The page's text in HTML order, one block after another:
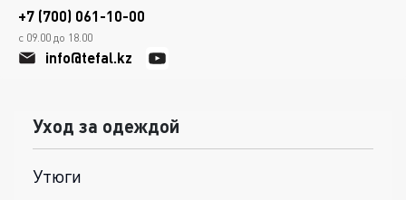
+7 (700) 061-10-00
с 09.00 до 18.00
info@tefal.kz
Уход за одеждой
Утюги